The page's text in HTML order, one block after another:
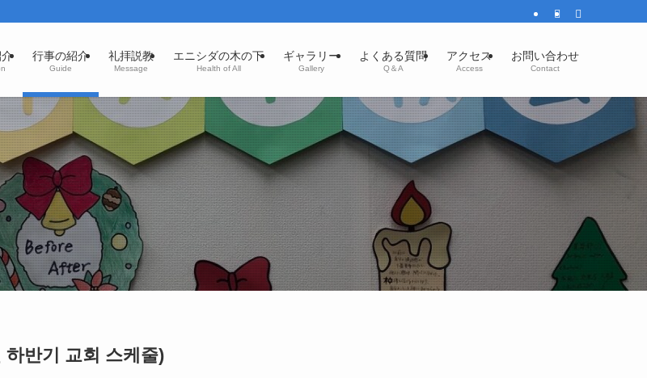
行事の紹介
Guide
礼拝説教
Message
エニシダの木の下
Health of All
ギャラリー
Gallery
よくある質問
Q＆A
アクセス
Access
お問い合わせ
Contact
반기 교회 스케줄)